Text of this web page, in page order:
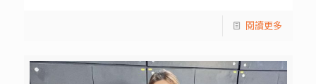
閱讀更多